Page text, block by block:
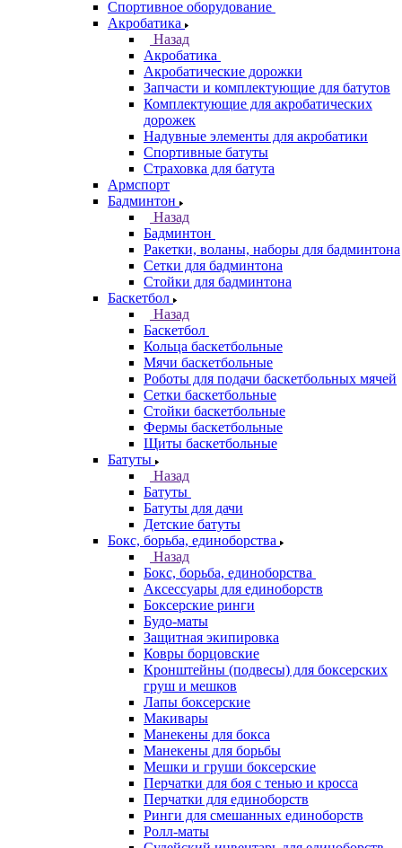
Спортивное оборудование
Акробатика
Назад
Акробатика
Акробатические дорожки
Запчасти и комплектующие для батутов
Комплектующие для акробатических
дорожек
Надувные элементы для акробатики
Спортивные батуты
Страховка для батута
Армспорт
Бадминтон
Назад
Бадминтон
Ракетки, воланы, наборы для бадминтона
Сетки для бадминтона
Стойки для бадминтона
Баскетбол
Назад
Баскетбол
Кольца баскетбольные
Мячи баскетбольные
Роботы для подачи баскетбольных мячей
Сетки баскетбольные
Стойки баскетбольные
Фермы баскетбольные
Щиты баскетбольные
Батуты
Назад
Батуты
Батуты для дачи
Детские батуты
Бокс, борьба, единоборства
Назад
Бокс, борьба, единоборства
Аксессуары для единоборств
Боксерские ринги
Будо-маты
Защитная экипировка
Ковры борцовские
Кронштейны (подвесы) для боксерских
груш и мешков
Лапы боксерские
Макивары
Манекены для бокса
Манекены для борьбы
Мешки и груши боксерские
Перчатки для боя с тенью и кросса
Перчатки для единоборств
Ринги для смешанных единоборств
Ролл-маты